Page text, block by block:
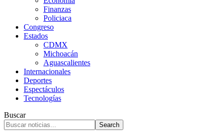
Finanzas
Policiaca
Congreso
Estados
CDMX
Michoacán
Aguascalientes
Internacionales
Deportes
Espectáculos
Tecnologías
Buscar